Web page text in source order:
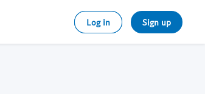
Log in Sign up